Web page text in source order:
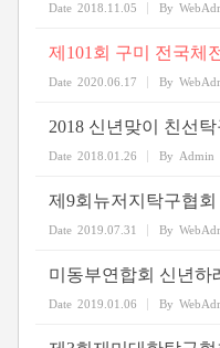
Date 2018.11.05 By
제101회 구미 전국체
Date 2020.06.17 By
2018 신년맞이 친선
Date 2018.01.26 By Admin
제9회뉴저지탁구협
Date 2019.07.31 By
미동부연합회 신년하
Date 2019.01.06 By